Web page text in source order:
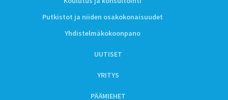
Putkistot ja niiden osakokonaisuudet
Yhdistelmäkokoonpano
UUTISET
YRITYS
PÄÄMIEHET